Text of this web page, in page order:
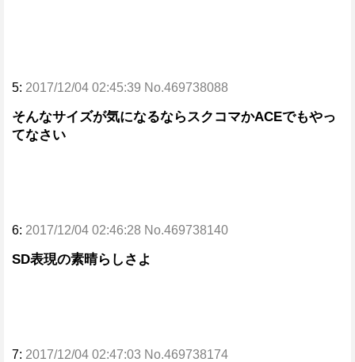
5: 2017/12/04 02:45:39 No.469738088
そんなサイズが気になるならスクコマかACEでもやっ
てなさい
6: 2017/12/04 02:46:28 No.469738140
SD表現の素晴らしさよ
7: 2017/12/04 02:47:03 No.469738174